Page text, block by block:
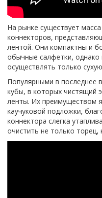
На рынке существует
коннекторов,
лентой. Они компактны и
обычные салфетки,
осуществлять только
Популярными в последнее
кубы, в которых чистящий
ленты. Их преимуществом
каучуковой подложки,
коннектора слегка
очистить не только торец,